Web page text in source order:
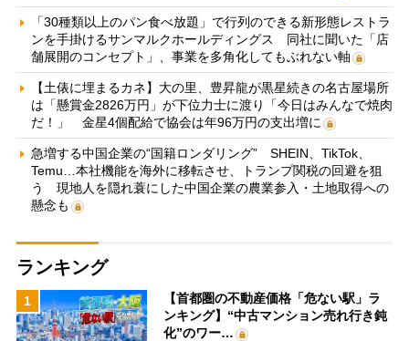
「30種類以上のパン食べ放題」で行列のできる新形態レストラ
ンを手掛けるサンマルクホールディングス 同社に聞いた「店
舗展開のコンセプト」、事業を多角化してもぶれない軸
【土俵に埋まるカネ】大の里、豊昇龍が黒星続きの名古屋場所
は「懸賞金2826万円」が下位力士に渡り「今日はみんなで焼肉
だ！」 金星4個配給で協会は年96万円の支出増に
急増する中国企業の“国籍ロンダリング” SHEIN、TikTok、
Temu…本社機能を海外に移転させ、トランプ関税の回避を狙
う 現地人を隠れ蓑にした中国企業の農業参入・土地取得への
懸念も
ランキング
1
【首都圏の不動産価格「危ない駅」ラ
ンキング】“中古マンション売れ行き鈍
化”のワー…